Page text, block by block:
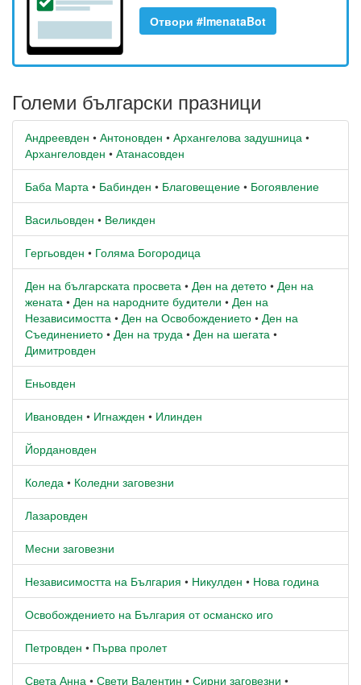
Отвори #ImenataBot
Големи български празници
Андреевден • Антоновден • Архангелова задушница •
Архангеловден • Атанасовден
Баба Марта • Бабинден • Благовещение • Богоявление
Васильовден • Великден
Гергьовден • Голяма Богородица
Ден на българската просвета • Ден на детето • Ден на
жената • Ден на народните будители • Ден на
Независимостта • Ден на Освобождението • Ден на
Съединението • Ден на труда • Ден на шегата •
Димитровден
Еньовден
Ивановден • Игнажден • Илинден
Йордановден
Коледа • Коледни заговезни
Лазаровден
Месни заговезни
Независимостта на България • Никулден • Нова година
Освобождението на България от османско иго
Петровден • Първа пролет
Света Анна • Свети Валентин • Сирни заговезни •